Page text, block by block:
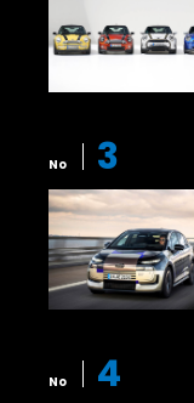
No 3
No 4